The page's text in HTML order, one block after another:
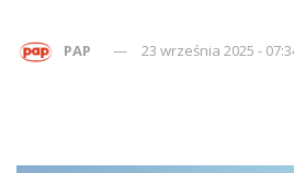
PAP 23 września 2025 -